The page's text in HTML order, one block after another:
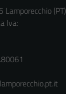
Lamporecchio (PT)
Iva: